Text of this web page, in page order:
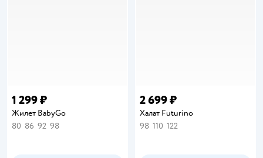
1 299 ₽
Жилет BabyGo
80 86 92 98
2 699 ₽
Халат Futurino
98 110 122